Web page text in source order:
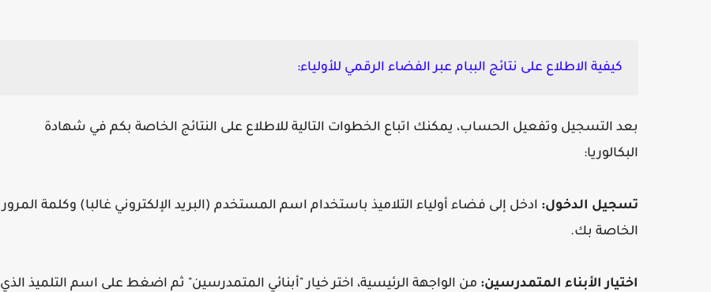
كيفية الاطلاع على نتائج الببام عبر الفضاء الرقمي للأولياء:
بعد التسجيل وتفعيل الحساب، يمكنك اتباع الخطوات التالية للاطلاع على النتائج الخاصة بكم في شهادة
البكالوريا:
تسجيل الدخول: ادخل إلى فضاء أولياء التلاميذ باستخدام اسم المستخدم (البريد الإلكتروني غالبا) وكلمة المرور
الخاصة بك.
اختيار الأبناء المتمدرسين: من الواجهة الرئيسية، اختر خيار "أبنائي المتمدرسين" ثم اضغط على اسم التلميذ الذي